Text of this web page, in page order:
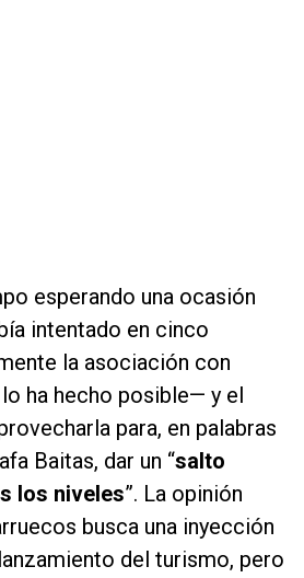
esperando una ocasión
intentado en cinco
la asociación con
ha hecho posible— y el
para, en palabras
Baitas, dar un “salto
los niveles”. La opinión
busca una inyección
del turismo, pero